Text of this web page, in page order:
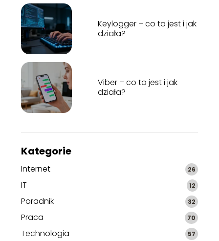
Keylogger – co to jest i jak
działa?
Viber – co to jest i jak
działa?
Kategorie
Internet 26
IT 12
Poradnik 32
Praca 70
Technologia 57